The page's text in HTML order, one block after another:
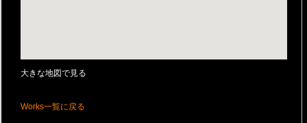
大きな地図で見る
Works一覧に戻る